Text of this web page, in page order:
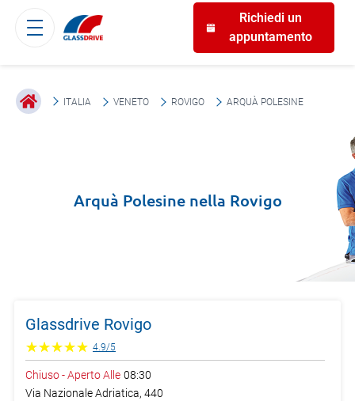
Richiedi un
appuntamento
ITALIA VENETO ROVIGO ARQUÀ POLESINE
Arquà Polesinenella Rovigo
Glassdrive Rovigo
4.9/5
Chiuso-Aperto Alle 08:30
Via Nazionale Adriatica, 440